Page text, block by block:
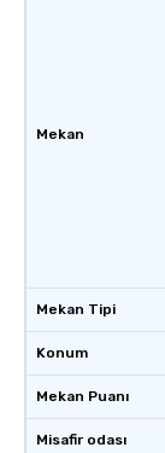
Mekan
Mekan Tipi
Konum
Mekan Puanı
Misafir odası